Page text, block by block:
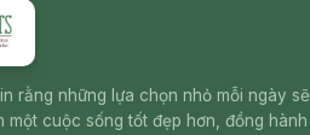
rằng những lựa chọn nhỏ mỗi ngày sẽ
một cuộc sống tốt đẹp hơn, đồng hành